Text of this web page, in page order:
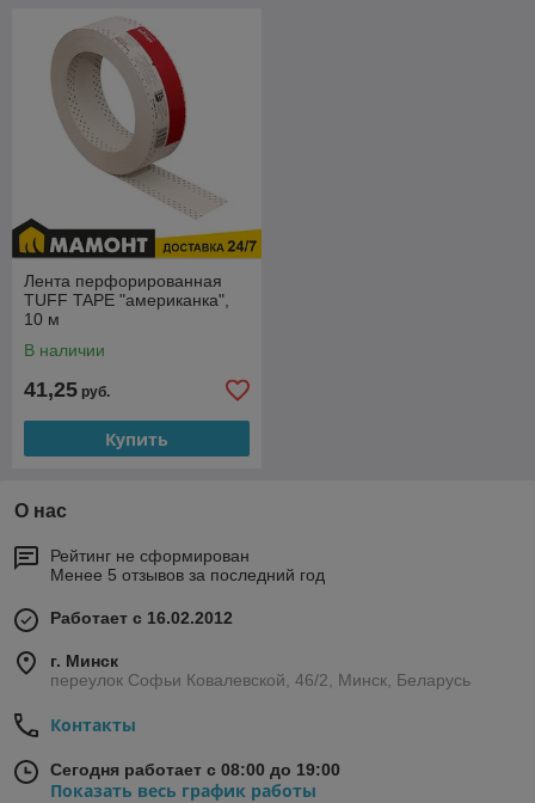
Лента перфорированная
TUFF TAPE "американка",
10 м
В наличии
41,25 руб.
Купить
О нас
Рейтинг не сформирован
Менее 5 отзывов за последний год
Работает с 16.02.2012
г. Минск
переулок Софьи Ковалевской, 46/2, Минск, Беларусь
Контакты
Сегодня работает с 08:00 до 19:00
Показать весь график работы